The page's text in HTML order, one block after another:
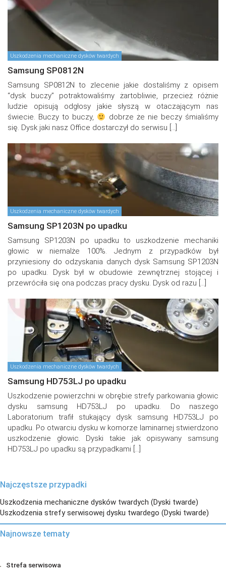
Uszkodzenia mechaniczne dysków twardych
Samsung SP0812N
Samsung SP0812N to zlecenie jakie dostaliśmy z opisem
“dysk buczy” potraktowaliśmy żartobliwie, przecież różnie
ludzie opisują odgłosy jakie słyszą w otaczającym nas
świecie. Buczy to buczy,
dobrze że nie beczy śmialiśmy
się. Dysk jaki nasz Office dostarczył do serwisu […]
Uszkodzenia mechaniczne dysków twardych
Samsung SP1203N po upadku
Samsung SP1203N po upadku to uszkodzenie mechaniki
głowic w niemalże 100%. Jednym z przypadków był
przyniesiony do odzyskania danych dysk Samsung SP1203N
po upadku. Dysk był w obudowie zewnętrznej stojącej i
przewróciła się ona podczas pracy dysku. Dysk od razu […]
Uszkodzenia mechaniczne dysków twardych
Samsung HD753LJ po upadku
Uszkodzenie powierzchni w obrębie strefy parkowania głowic
dysku samsung HD753LJ po upadku. Do naszego
Laboratorium trafił stukający dysk samsung HD753LJ po
upadku. Po otwarciu dysku w komorze laminarnej stwierdzono
uszkodzenie głowic. Dyski takie jak opisywany samsung
HD753LJ po upadku są przypadkami […]
Najczęstsze przypadki
Uszkodzenia mechaniczne dysków twardych (Dyski twarde)
Uszkodzenia strefy serwisowej dysku twardego (Dyski twarde)
Najnowsze tematy
Strefa serwisowa